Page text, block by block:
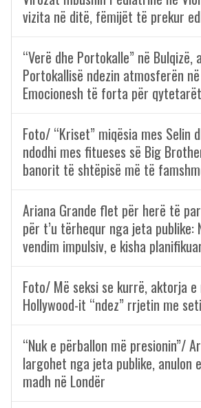
vizita në ditë, fëmijët të prekur
“Verë dhe Portokalle” në Bulqizë,
Portokallisë ndezin atmosferën
Emocionesh të forta për qytetarët
Foto/ “Kriset” miqësia mes Selin
ndodhi mes fitueses së Big
banorit të shtëpisë më të
Ariana Grande flet për herë të
për t’u tërhequr nga jeta publike:
vendim impulsiv, e kisha
Foto/ Më seksi se kurrë, aktorja e
Hollywood-it “ndez” rrjetin me
“Nuk e përballon më presionin”/
largohet nga jeta publike, anulon
madh në Londër